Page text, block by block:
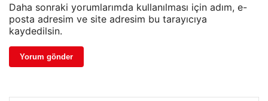
Daha sonraki yorumlarımda kullanılması için adım, e-
posta adresim ve site adresim bu tarayıcıya
kaydedilsin.